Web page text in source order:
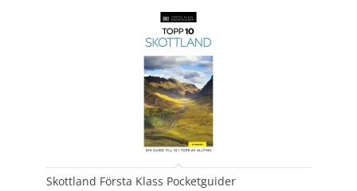
Skottland Första Klass Pocketguider